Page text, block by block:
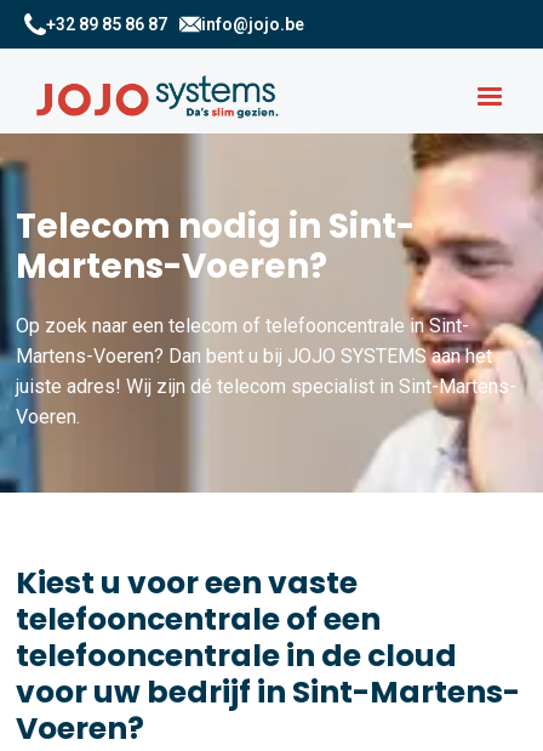
+32 89 85 86 87 info@jojo.be
Telecom nodig in Sint-
Martens-Voeren?
Op zoek naar een telecom of telefooncentrale in Sint-
Martens-Voeren? Dan bent u bij JOJO SYSTEMS aan het
juiste adres! Wij zijn dé telecom specialist in Sint-Martens-
Voeren.
Kiest u voor een vaste
telefooncentrale of een
telefooncentrale in de cloud
voor uw bedrijf in Sint-Martens-
Voeren?